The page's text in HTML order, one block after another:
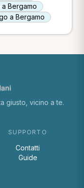
Bergamo
a Bergamo
giusto, vicino a te.
SUPPORTO
Contatti
Guide